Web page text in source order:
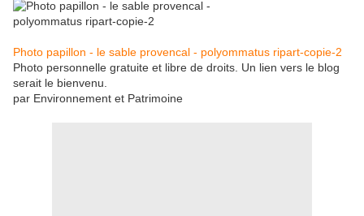
Photo papillon - le sable provencal - polyommatus ripart-copie-2
Photo personnelle gratuite et libre de droits. Un lien vers le blog
serait le bienvenu.
par Environnement et Patrimoine